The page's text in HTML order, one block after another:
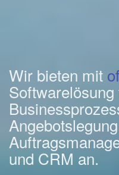
Wir bieten mit
und CRM an.